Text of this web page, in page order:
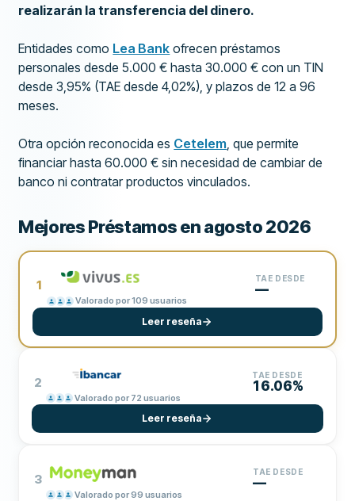
realizarán la transferencia del dinero.
Entidades como Lea Bank ofrecen préstamos
personales desde 5.000 € hasta 30.000 € con un TIN
desde 3,95% (TAE desde 4,02%), y plazos de 12 a 96
meses.
Otra opción reconocida es Cetelem, que permite
financiar hasta 60.000 € sin necesidad de cambiar de
banco ni contratar productos vinculados.
Mejores Préstamos en agosto 2026
1
Valorado por 109 usuarios
TAE DESDE
—
Leer reseña
2
Valorado por 72 usuarios
TAE DESDE
16.06%
Leer reseña
3
Valorado por 99 usuarios
TAE DESDE
—